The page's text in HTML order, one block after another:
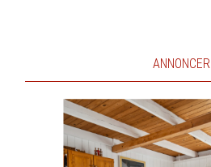
ANNONCER